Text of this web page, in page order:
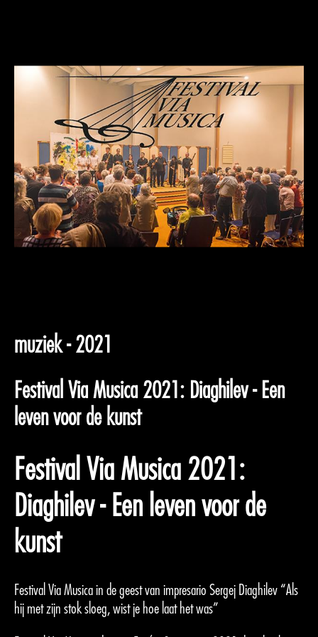
muziek - 2021
Festival Via Musica 2021: Diaghilev - Een
leven voor de kunst
Festival Via Musica 2021:
Diaghilev - Een leven voor de
kunst
Festival Via Musica in de geest van impresario Sergej Diaghilev “Als
hij met zijn stok sloeg, wist je hoe laat het was”